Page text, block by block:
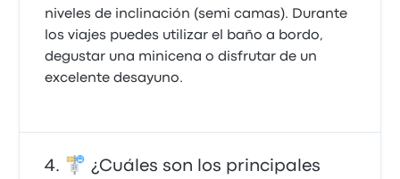
niveles de inclinación (semi camas). Durante
los viajes puedes utilizar el baño a bordo,
degustar una minicena o disfrutar de un
🚏 ¿Cuáles son los principales